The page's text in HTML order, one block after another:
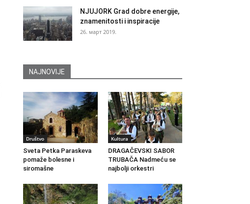
NJUJORK Grad dobre energije,
znamenitosti i inspiracije
26. март 2019.
NAJNOVIJE
Društvo
Sveta Petka Paraskeva
pomaže bolesne i
siromašne
Kultura
DRAGAČEVSKI SABOR
TRUBAČA Nadmeću se
najbolji orkestri